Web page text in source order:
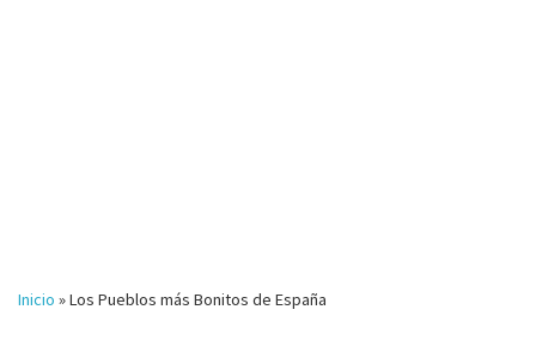
Inicio »Los Pueblos más Bonitos de España